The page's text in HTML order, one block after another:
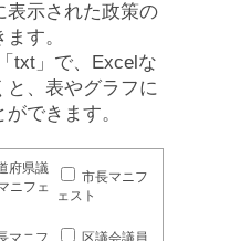
表示された政策の
す。
txt」で、Excelな
と、表やグラフに
できます。
府県議
ニフェ
市長マニフ
ェスト
マニフ
区議会議員